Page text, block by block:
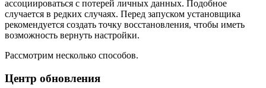
ассоциироваться с потерей личных данных. Подобное
случается в редких случаях. Перед запуском установщика
рекомендуется создать точку восстановления, чтобы иметь
возможность вернуть настройки.
Рассмотрим несколько способов.
Центр обновления